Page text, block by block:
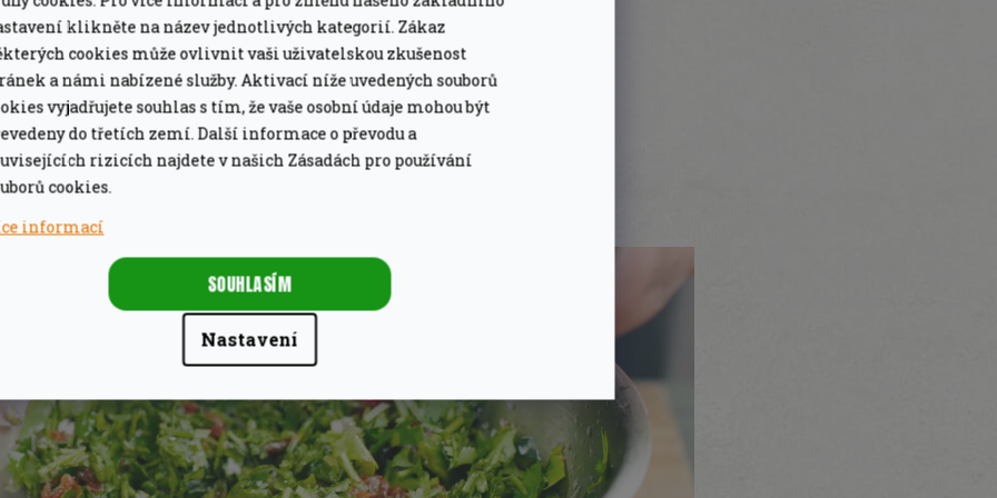
klikněte na název jednotlivých kategorií. Zákaz
cookies může ovlivnit vaši uživatelskou zkušenost
a námi nabízené služby. Aktivací níže uvedených souborů
vyjadřujete souhlas s tím, že vaše osobní údaje mohou být
do třetích zemí. Další informace o převodu a
rizicích najdete v našich Zásadách pro používání
cookies.
informací
Nastavení
SOUHLASÍM
v olivovém oleji
sůl
ZÍSKAT SLEVU 100 Kč
pokud nejste naším zákazníkem, nebo jste se již v minulosti nepřihlásil(a) k
Zároveň budete mít díky registraci přednostní přístup k novinkám, akcím,
Přihlášením souhlasíte se zasíláním obchodních sdělení a se zpracováním